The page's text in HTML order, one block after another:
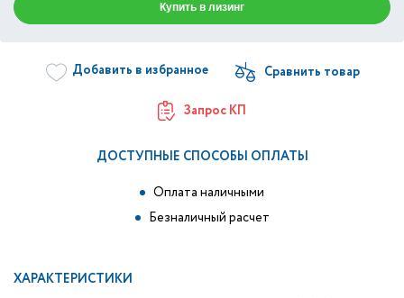
Купить в лизинг
Добавить в избранное
Запрос КП
ДОСТУПНЫЕ СПОСОБЫ ОПЛАТЫ
Оплата наличными
Безналичный расчет
ХАРАКТЕРИСТИКИ